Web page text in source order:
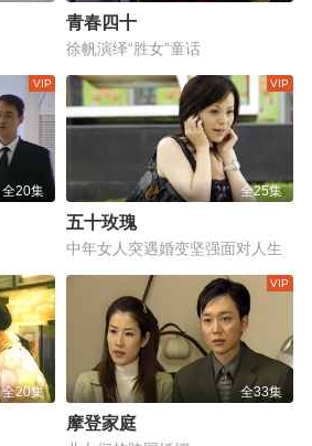
青春四十
徐帆演绎“胜女”童话
全20集 全25集
五十玫瑰
中年女人突遇婚变坚强面对人生
全20集 全33集
摩登家庭